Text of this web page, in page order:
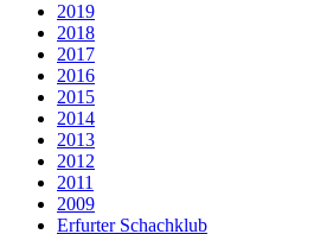
2019
2018
2017
2016
2015
2014
2013
2012
2011
2009
Erfurter Schachklub